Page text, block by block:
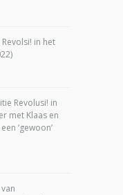
in het
Revolusi! in
met Klaas en
‘gewoon’